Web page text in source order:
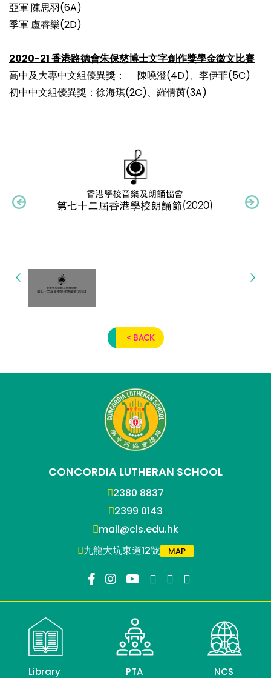
亞軍 陳思羽(6A)
季軍 盧睿樂(2D)
2020-21 香港路德會朱保慈博士文字創作獎學金徵文比賽
高中及大專中文組優異獎： 陳曉澄(4D)、李伊菲(5C)
初中中文組優異獎：徐海琪(2C)、羅倩茵(3A)
< BACK
CONCORDIA LUTHERAN SCHOOL
2380 8837
2399 0143
mail@cls.edu.hk
九龍大坑東道12號
MAP
Library PTA NCS